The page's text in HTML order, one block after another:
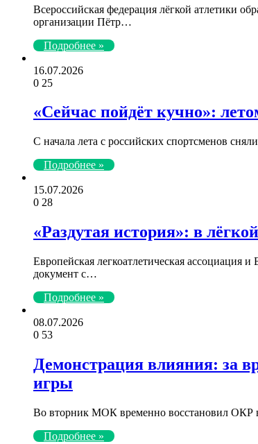
Всероссийская федерация лёгкой атлетики
организации Пётр…
Подробнее »
16.07.2026
0 25
«Сейчас пойдёт кучно»:
С начала лета с российских спортсменов
Подробнее »
15.07.2026
0 28
«Раздутая история»: в
Европейская легкоатлетическая
документ с…
Подробнее »
08.07.2026
0 53
Демонстрация влияния: за
игры
Во вторник МОК временно восстановил ОКР в
Подробнее »